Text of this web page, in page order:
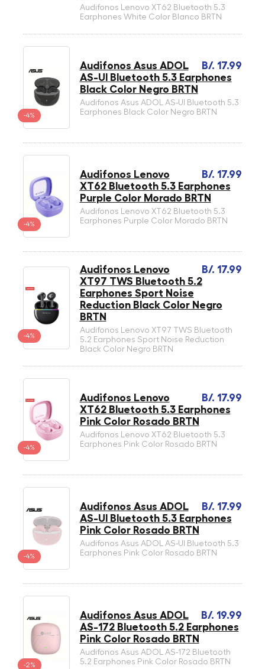
Audifonos Lenovo XT62 Bluetooth 5.3
Earphones White Color Blanco BRTN
-4%
B/. 17.99
Audifonos Asus ADOL
AS-UI Bluetooth 5.3 Earphones
Black Color Negro BRTN
Audifonos Asus ADOL AS-UI Bluetooth 5.3
Earphones Black Color Negro BRTN
-4%
B/. 17.99
Audifonos Lenovo
XT62 Bluetooth 5.3 Earphones
Purple Color Morado BRTN
Audifonos Lenovo XT62 Bluetooth 5.3
Earphones Purple Color Morado BRTN
-4%
B/. 17.99
Audifonos Lenovo
XT97 TWS Bluetooth 5.2
Earphones Sport Noise
Reduction Black Color Negro
BRTN
Audifonos Lenovo XT97 TWS Bluetooth
5.2 Earphones Sport Noise Reduction
Black Color Negro BRTN
-4%
B/. 17.99
Audifonos Lenovo
XT62 Bluetooth 5.3 Earphones
Pink Color Rosado BRTN
Audifonos Lenovo XT62 Bluetooth 5.3
Earphones Pink Color Rosado BRTN
-4%
B/. 17.99
Audifonos Asus ADOL
AS-UI Bluetooth 5.3 Earphones
Pink Color Rosado BRTN
Audifonos Asus ADOL AS-UI Bluetooth 5.3
Earphones Pink Color Rosado BRTN
-2%
B/. 19.99
Audifonos Asus ADOL
AS-172 Bluetooth 5.2 Earphones
Pink Color Rosado BRTN
Audifonos Asus ADOL AS-172 Bluetooth
5.2 Earphones Pink Color Rosado BRTN